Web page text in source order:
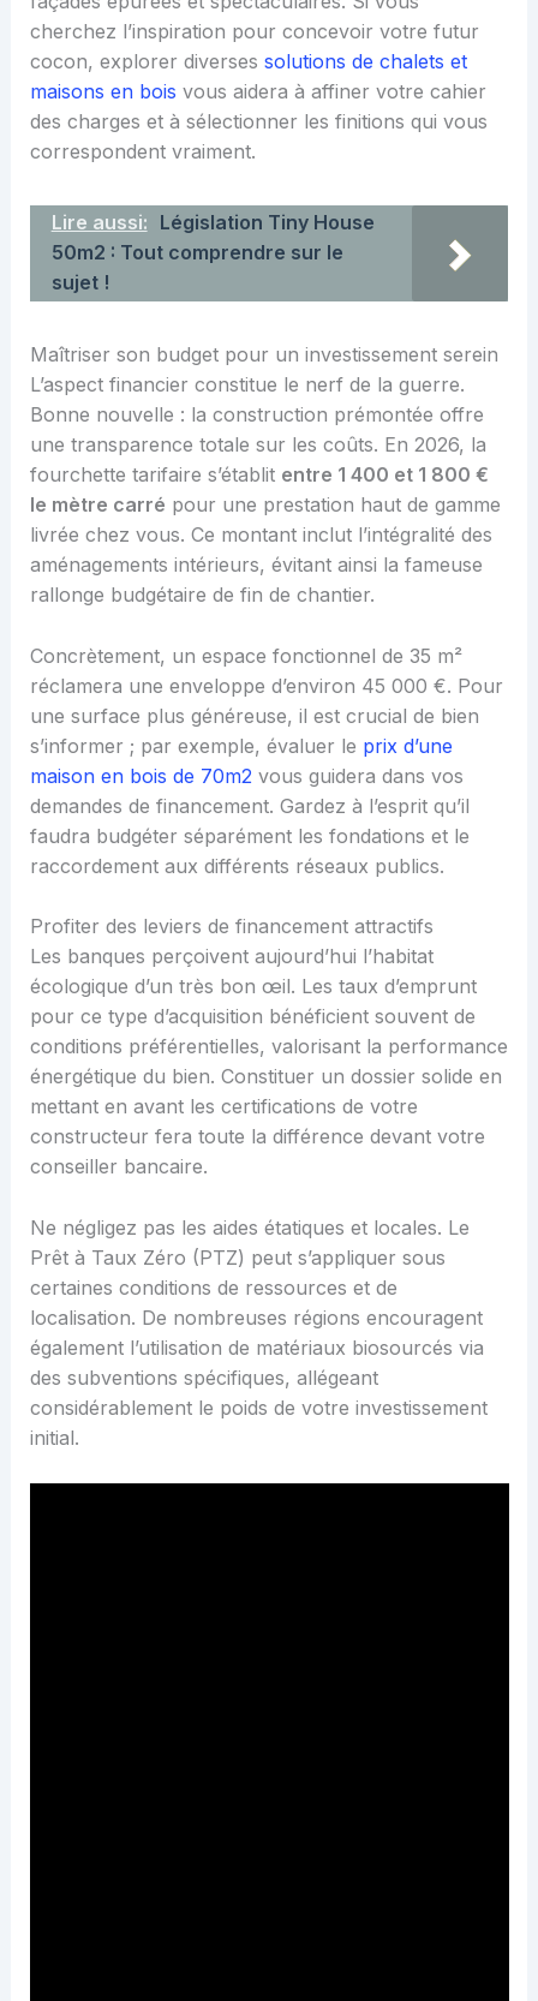
cherchez l’inspiration pour concevoir votre futur
cocon, explorer diverses solutions de chalets et
maisons en bois vous aidera à affiner votre cahier
des charges et à sélectionner les finitions qui vous
correspondent vraiment.
Lire aussi: Législation Tiny House
50m2 : Tout comprendre sur le
sujet !
Maîtriser son budget pour un investissement serein
L’aspect financier constitue le nerf de la guerre.
Bonne nouvelle : la construction prémontée offre
une transparence totale sur les coûts. En 2026, la
fourchette tarifaire s’établit entre 1 400 et 1 800 €
le mètre carré pour une prestation haut de gamme
livrée chez vous. Ce montant inclut l’intégralité des
aménagements intérieurs, évitant ainsi la fameuse
rallonge budgétaire de fin de chantier.
Concrètement, un espace fonctionnel de 35 m²
réclamera une enveloppe d’environ 45 000 €. Pour
une surface plus généreuse, il est crucial de bien
s’informer ; par exemple, évaluer le prix d’une
maison en bois de 70m2 vous guidera dans vos
demandes de financement. Gardez à l’esprit qu’il
faudra budgéter séparément les fondations et le
raccordement aux différents réseaux publics.
Profiter des leviers de financement attractifs
Les banques perçoivent aujourd’hui l’habitat
écologique d’un très bon œil. Les taux d’emprunt
pour ce type d’acquisition bénéficient souvent de
conditions préférentielles, valorisant la performance
énergétique du bien. Constituer un dossier solide en
mettant en avant les certifications de votre
constructeur fera toute la différence devant votre
conseiller bancaire.
Ne négligez pas les aides étatiques et locales. Le
Prêt à Taux Zéro (PTZ) peut s’appliquer sous
certaines conditions de ressources et de
localisation. De nombreuses régions encouragent
également l’utilisation de matériaux biosourcés via
des subventions spécifiques, allégeant
considérablement le poids de votre investissement
initial.